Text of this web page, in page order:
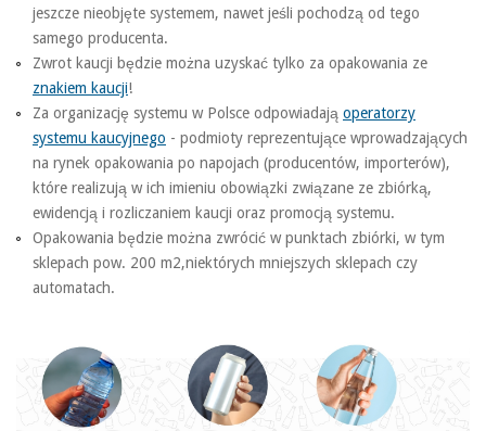
jeszcze nieobjęte systemem, nawet jeśli pochodzą od tego
samego producenta.
Zwrot kaucji będzie można uzyskać tylko za opakowania ze
znakiem kaucji!
Za organizację systemu w Polsce odpowiadają operatorzy
systemu kaucyjnego - podmioty reprezentujące wprowadzających
na rynek opakowania po napojach (producentów, importerów),
które realizują w ich imieniu obowiązki związane ze zbiórką,
ewidencją i rozliczaniem kaucji oraz promocją systemu.
Opakowania będzie można zwrócić w punktach zbiórki, w tym
sklepach pow. 200 m2,niektórych mniejszych sklepach czy
automatach.